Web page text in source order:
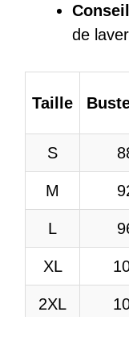
de
Taille
S
M
L
XL
2XL